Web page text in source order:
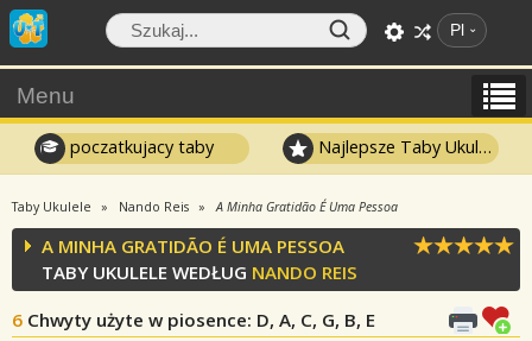
Pl
Menu
poczatkujacy taby Najlepsze Taby Ukulele
Taby Ukulele Nando Reis A Minha Gratidão É Uma Pessoa
A MINHA GRATIDÃO É UMA PESSOA
TABY UKULELE WEDŁUG NANDO REIS
6 Chwyty użyte w piosence: D, A, C, G, B, E